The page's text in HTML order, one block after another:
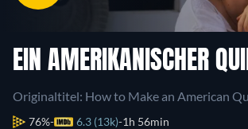
EIN AMERIKANISCHER
Originaltitel: How to Make an American
76% 6.3 (13k) 1h 56min